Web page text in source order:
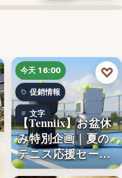
今天 16:00
促銷情報
文字
【Tenniix】お盆休
み特別企画｜夏の
テニス応援セー
ル…
♡